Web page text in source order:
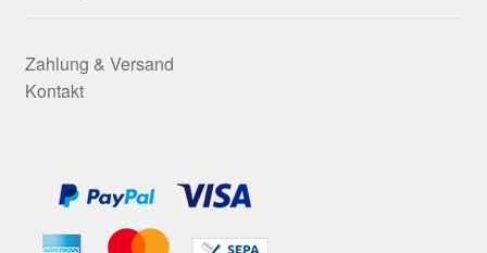
Zahlung & Versand
Kontakt